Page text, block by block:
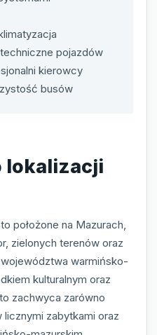
pojazdów
kierowcy
busów
lokalizacji
położone na Mazurach,
zielonych terenów oraz
warmińsko-
kulturalnym oraz
zachwyca zarówno
zabytkami oraz